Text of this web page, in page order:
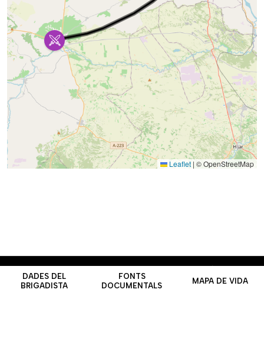
DADES DEL
BRIGADISTA
FONTS
DOCUMENTALS
MAPA DE VIDA
Leaflet | © OpenStreetMap
legal
República